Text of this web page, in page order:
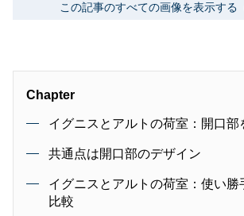
この記事のすべての画像を表示する
Chapter
イグニスとアルトの荷室：開口部
共通点は開口部のデザイン
イグニスとアルトの荷室：使い勝
比較